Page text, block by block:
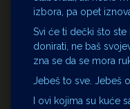
izbora, pa opet
Svi će ti dečki što
donirati, ne baš
zna se da se mora
Jebeš to sve. Jebeš
I ovi kojima su kuće